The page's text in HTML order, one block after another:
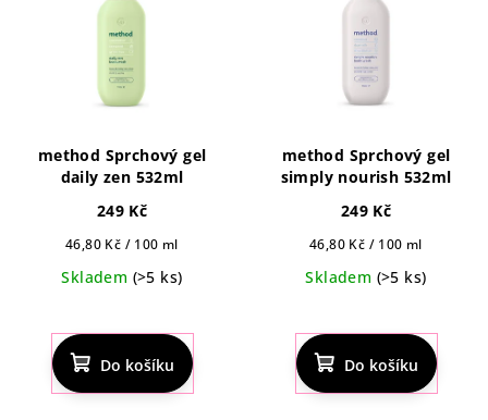
method Sprchový gel
daily zen 532ml
249 Kč
Měrná
46,80 Kč / 100 ml
Skladem (>5 ks)
Do košíku
method Sprchový gel
simply nourish 532ml
249 Kč
Měrná
46,80 Kč / 100 ml
Skladem (>5 ks)
hodnocení
produktu
je
5,0
Do košíku